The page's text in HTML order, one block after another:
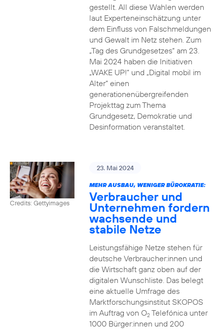
gestellt. All diese Wahlen werden
laut Experteneinschätzung unter
dem Einfluss von Falschmeldungen
und Gewalt im Netz stehen. Zum
„Tag des Grundgesetzes“ am 23.
Mai 2024 haben die Initiativen
„WAKE UP!“ und „Digital mobil im
Alter“ einen
generationenübergreifenden
Projekttag zum Thema
Grundgesetz, Demokratie und
Desinformation veranstaltet.
Credits: Gettyimages
23. Mai 2024
MEHR AUSBAU, WENIGER BÜROKRATIE:
Verbraucher und
Unternehmen fordern
wachsende und
stabile Netze
Leistungsfähige Netze stehen für
deutsche Verbraucher:innen und
die Wirtschaft ganz oben auf der
digitalen Wunschliste. Das belegt
eine aktuelle Umfrage des
Marktforschungsinstitut SKOPOS
im Auftrag von O2Telefónica unter
1000 Bürger:innen und 200